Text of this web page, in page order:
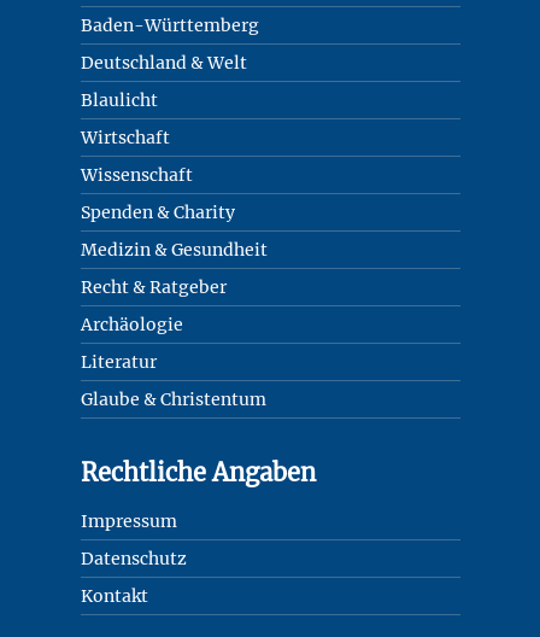
Baden-Württemberg
Deutschland & Welt
Blaulicht
Wirtschaft
Wissenschaft
Spenden & Charity
Medizin & Gesundheit
Recht & Ratgeber
Archäologie
Literatur
Glaube & Christentum
Rechtliche Angaben
Impressum
Datenschutz
Kontakt